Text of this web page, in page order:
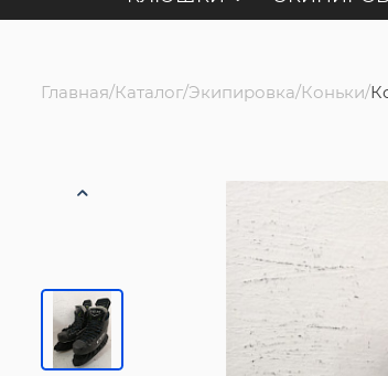
Главная Каталог Экипировка Коньки